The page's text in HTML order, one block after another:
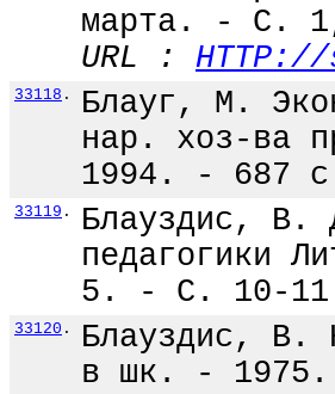
марта. - С.
URL :
33118 .
Блауг, М.
нар. хоз-ва
1994. - 687
33119 .
Блауздис, В.
педагогики
5. - С. 10-
33120 .
Блауздис, В.
в шк. -